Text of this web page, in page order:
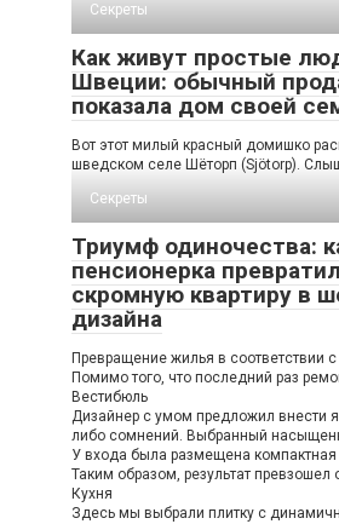
Секреты
Как живут простые
Швеции: обычный
показала дом своей
Вот этот милый красный домишко
шведском селе Шёторп (Sjötorp).
Секреты
Триумф одиночества:
пенсионерка
скромную квартиру в
дизайна
Превращение жилья в соответствии
Помимо того, что последний раз
Вестибюль
Дизайнер с умом предложил внести
либо сомнений. Выбранный
У входа была размещена компактная
Таким образом, результат
Кухня
Здесь мы выбрали плитку с